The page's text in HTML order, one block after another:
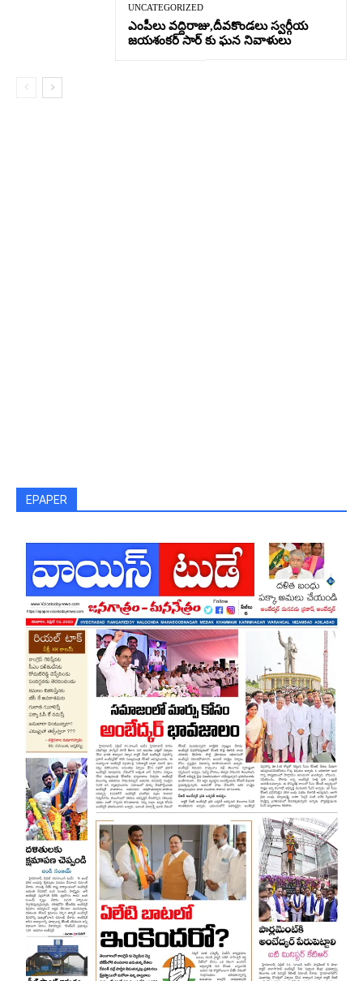
UNCATEGORIZED
ఎంపీలు వద్దిరాజు,దీవకొండలు స్వర్గీయ
జయశంకర్ సార్ కు ఘన నివాళులు
EPAPER